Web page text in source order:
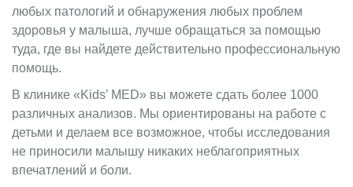
любых патологий и обнаружения любых проблем
здоровья у малыша, лучше обращаться за помощью
туда, где вы найдете действительно профессиональную
помощь.
В клинике «Kids’ MED» вы можете сдать более 1000
различных анализов. Мы ориентированы на работе с
детьми и делаем все возможное, чтобы исследования
не приносили малышу никаких неблагоприятных
впечатлений и боли.